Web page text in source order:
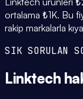
ortalama ₺1K. Bu
rakip markalarla
SIK SORULAN
Linktech